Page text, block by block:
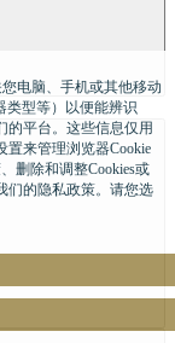
电脑、手机或其他移动
类型等）以便能辨识
的平台。这些信息仅用
来管理浏览器Cookie
删除和调整Cookies或
们的隐私政策。请您选